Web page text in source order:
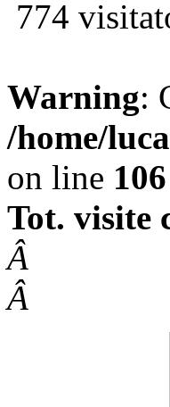
774
Warning:
/home/
on line 106
Tot. visite
Â
Â